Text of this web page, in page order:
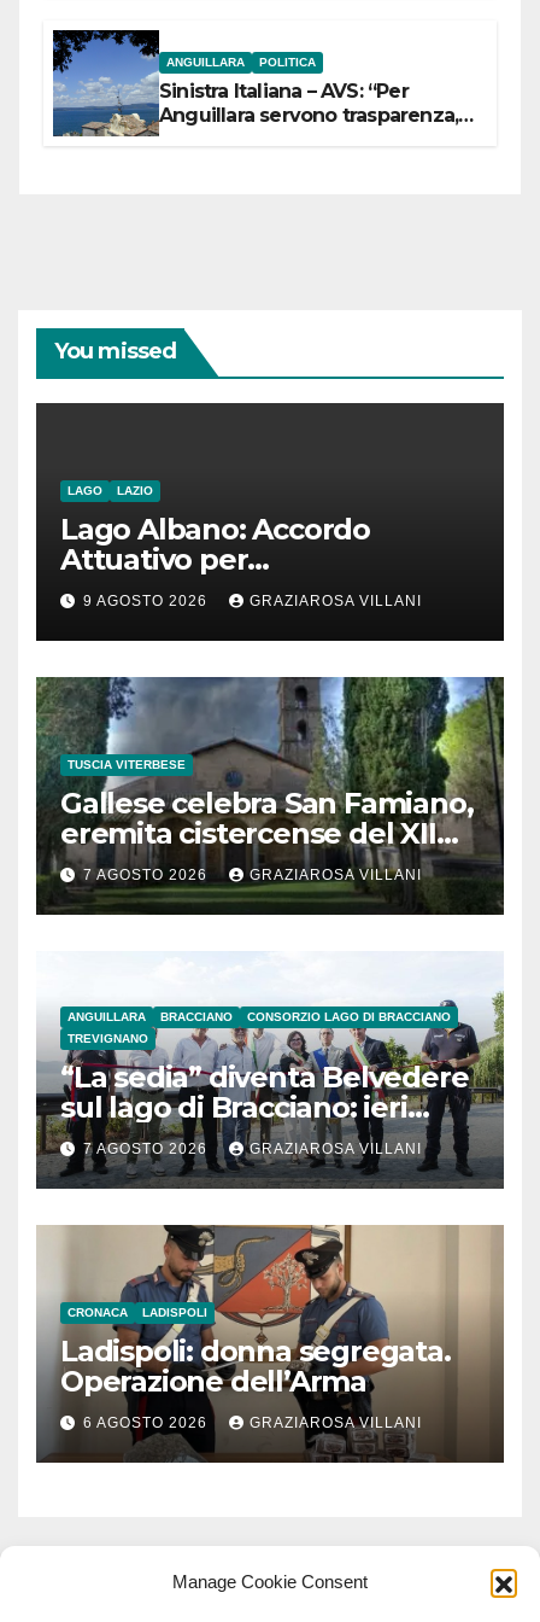
Manage Cookie Consent
ANGUILLARA POLITICA
Sinistra Italiana – AVS: “Per
Anguillara servono trasparenza,
You missed
LAGO LAZIO
Lago Albano: Accordo
Attuativo per
l’interconnessione
acquedottistica da 29,5
milioni di euro
9 AGOSTO 2026 GRAZIAROSA VILLANI
TUSCIA VITERBESE
Gallese celebra San Famiano,
eremita cistercense del XII
secolo
7 AGOSTO 2026 GRAZIAROSA VILLANI
ANGUILLARA BRACCIANO
CONSORZIO LAGO DI BRACCIANO
TREVIGNANO
“La sedia” diventa Belvedere
sul lago di Bracciano: ieri
l’inaugurazione
7 AGOSTO 2026 GRAZIAROSA VILLANI
CRONACA LADISPOLI
Ladispoli: donna segregata.
Operazione dell’Arma
6 AGOSTO 2026 GRAZIAROSA VILLANI